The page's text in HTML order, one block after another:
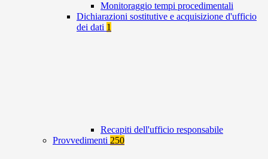
Monitoraggio tempi procedimentali
Dichiarazioni sostitutive e acquisizione d'ufficio
dei dati 1
Recapiti dell'ufficio responsabile
Provvedimenti 250